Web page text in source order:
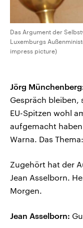
Das Argument der
Luxemburgs
impress picture)
Jörg
Gespräch bleiben,
EU-Spitzen wohl
aufgemacht
Warna. Das
Zugehört hat der
Jean Asselborn.
Morgen.
Jean Asselborn: